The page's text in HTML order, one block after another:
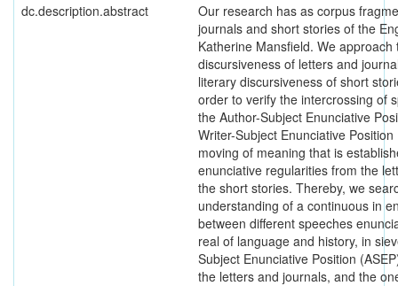
dc.description.abstract
Our research has as corpus
journals and short stories of the
Katherine Mansfield. We approach
discursiveness of letters and
literary discursiveness of short
order to verify the intercrossing of
the Author-Subject Enunciative
Writer-Subject Enunciative
moving of meaning that is
enunciative regularities from the
the short stories. Thereby, we
understanding of a continuous in
between different speeches
real of language and history, in
Subject Enunciative Position
the letters and journals, and the